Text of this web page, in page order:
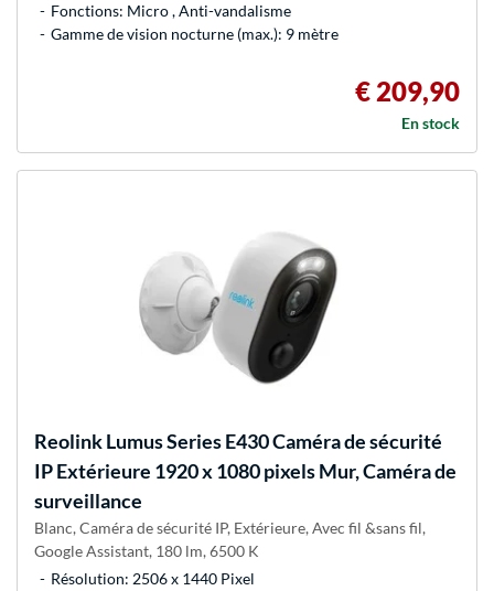
Fonctions: Micro , Anti-vandalisme
Gamme de vision nocturne (max.): 9 mètre
€ 209,90
En stock
ReolinkLumus Series E430 Caméra de sécurité
IP Extérieure 1920 x 1080 pixels Mur, Caméra de
surveillance
Blanc, Caméra de sécurité IP, Extérieure, Avec fil &sans fil,
Google Assistant, 180 lm, 6500 K
Résolution: 2506 x 1440 Pixel